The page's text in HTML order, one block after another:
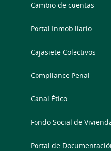
Cambio de cuentas
Portal Inmobiliario
Cajasiete Colectivos
Compliance Penal
Canal Ético
Fondo Social de
Portal de